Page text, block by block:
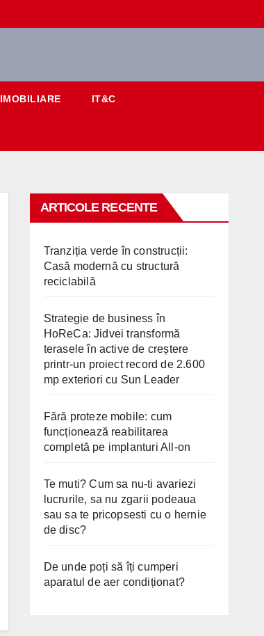
IMOBILIARE IT&C
ARTICOLE RECENTE
Tranziția verde în construcții:
Casă modernă cu structură
reciclabilă
Strategie de business în
HoReCa: Jidvei transformă
terasele în active de creștere
printr-un proiect record de 2.600
mp exteriori cu Sun Leader
Fără proteze mobile: cum
funcționează reabilitarea
completă pe implanturi All-on
Te muti? Cum sa nu-ti avariezi
lucrurile, sa nu zgarii podeaua
sau sa te pricopsesti cu o hernie
de disc?
De unde poți să îți cumperi
aparatul de aer condiționat?